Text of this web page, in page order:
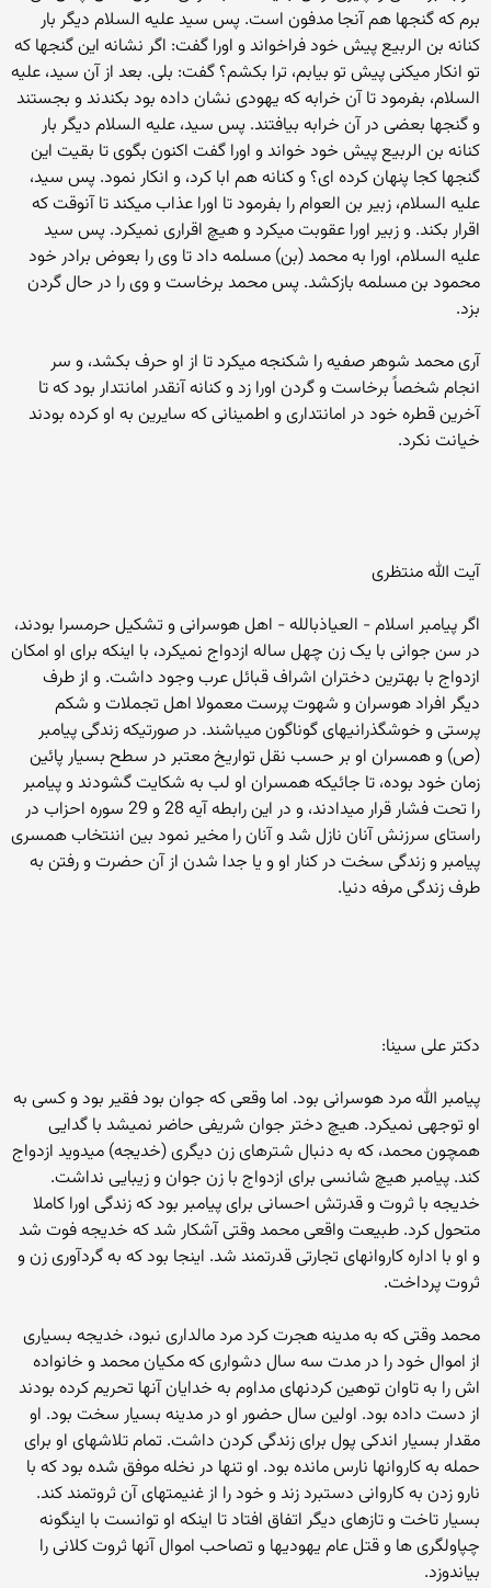
برم که گنجها هم آنجا مدفون است. پس سید علیه السلام دیگر بار
کنانه بن الربیع پیش خود فراخواند و اورا گفت: اگر نشانه این گنجها که
تو انکار میکنی پیش تو بیابم، ترا بکشم؟ گفت: بلی. بعد از آن سید، علیه
السلام، بفرمود تا آن خرابه که یهودی نشان داده بود بکندند و بجستند
و گنجها بعضی در آن خرابه بیافتند. پس سید، علیه السلام دیگر بار
کنانه بن الربیع پیش خود خواند و اورا گفت اکنون بگوی تا بقیت این
گنجها کجا پنهان کرده ای؟ و کنانه هم ابا کرد، و انکار نمود. پس سید،
علیه السلام، زبیر بن العوام را بفرمود تا اورا عذاب میکند تا آنوقت که
اقرار بکند. و زبیر اورا عقوبت میکرد و هیچ اقراری نمیکرد. پس سید
علیه السلام، اورا به محمد (بن) مسلمه داد تا وی را بعوض برادر خود
محمود بن مسلمه بازکشد. پس محمد برخاست و وی را در حال گردن
بزد.
آری محمد شوهر صفیه را شکنجه میکرد تا از او حرف بکشد، و سر
انجام شخصاً برخاست و گردن اورا زد و کنانه آنقدر امانتدار بود که تا
آخرین قطره خود در امانتداری و اطمینانی که سایرین به او کرده بودند
خیانت نکرد.
آیت الله منتظری
اگر پیامبر اسلام - العياذبالله - اهل هوسرانی و تشکیل حرمسرا بودند،
در سن جوانی با یک زن چهل ساله ازدواج نمیکرد، با اینکه برای او امکان
ازدواج با بهترین دختران اشراف قبائل عرب وجود داشت. و از طرف
دیگر افراد هوسران و شهوت پرست معمولا اهل تجملات و شکم
پرستی و خوشگذرانیهای گوناگون میباشند. در صورتیکه زندگی پیامبر
(ص) و همسران او بر حسب نقل تواریخ معتبر در سطح بسیار پائین
زمان خود بوده، تا جائیکه همسران او لب به شکایت گشودند و پیامبر
را تحت فشار قرار میدادند، و در این رابطه آیه 28 و 29 سوره احزاب در
راستای سرزنش آنان نازل شد و آنان را مخیر نمود بین اننتخاب همسری
پیامبر و زندگی سخت در کنار او و یا جدا شدن از آن حضرت و رفتن به
طرف زندگی مرفه دنیا.
دکتر علی سینا:
پیامبر الله مرد هوسرانی بود. اما وقعی که جوان بود فقیر بود و کسی به
او توجهی نمیکرد. هیچ دختر جوان شریفی حاضر نمیشد با گدایی
همچون محمد، که به دنبال شترهای زن دیگری (خدیجه) میدوید ازدواج
کند. پیامبر هیچ شانسی برای ازدواج با زن جوان و زیبایی نداشت.
خدیجه با ثروت و قدرتش احسانی برای پیامبر بود که زندگی اورا کاملا
متحول کرد. طبیعت واقعی محمد وقتی آشکار شد که خدیجه فوت شد
و او با اداره کاروانهای تجارتی قدرتمند شد. اینجا بود که به گردآوری زن و
ثروت پرداخت.
محمد وقتی که به مدینه هجرت کرد مرد مالداری نبود، خدیجه بسیاری
از اموال خود را در مدت سه سال دشواری که مکیان محمد و خانواده
اش را به تاوان توهین کردنهای مداوم به خدایان آنها تحریم کرده بودند
از دست داده بود. اولین سال حضور او در مدینه بسیار سخت بود. او
مقدار بسیار اندکی پول برای زندگی کردن داشت. تمام تلاشهای او برای
حمله به کاروانها نارس مانده بود. او تنها در نخله موفق شده بود که با
نارو زدن به کاروانی دستبرد زند و خود را از غنیمتهای آن ثروتمند کند.
بسیار تاخت و تازهای دیگر اتفاق افتاد تا اینکه او توانست با اینگونه
چپاولگری ها و قتل عام یهودیها و تصاحب اموال آنها ثروت کلانی را
بیاندوزد.